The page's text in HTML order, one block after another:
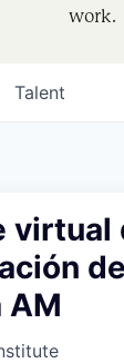
work.
Talent
virtual
AM